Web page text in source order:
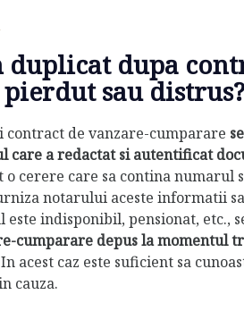
duplicat dupa
sau distrus?
de vanzare-cumparare
care a redactat si autentificat
cerere care sa contina numarul
notarului aceste informatii
indisponibil, pensionat, etc.,
cumparare depus la momentul
acest caz este suficient sa
cauza.